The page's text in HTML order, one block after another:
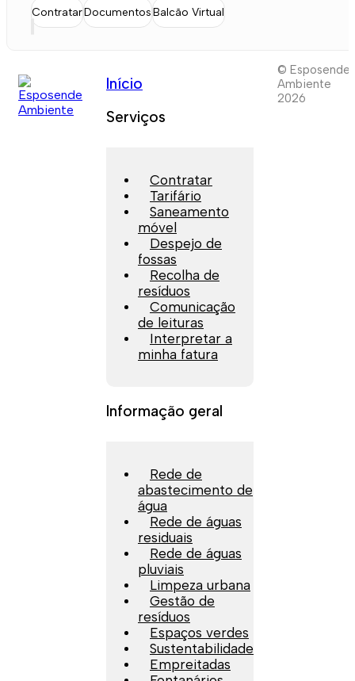
ContratarDocumentosBalcão Virtual
Início
Serviços
Contratar
Tarifário
Saneamento
móvel
Despejo de
fossas
Recolha de
resíduos
Comunicação
de leituras
Interpretar a
minha fatura
Informação geral
Rede de
abastecimento de
água
Rede de águas
residuais
Rede de águas
pluviais
Limpeza urbana
Gestão de
resíduos
Espaços verdes
Sustentabilidade
Empreitadas
© Esposende
Ambiente
2026